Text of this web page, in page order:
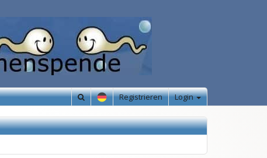
Registrieren Login